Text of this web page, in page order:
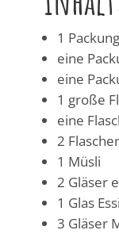
1
eine
eine
1 große
eine
2
1 Müsli
2 Gläser
1 Glas
3 Gläser